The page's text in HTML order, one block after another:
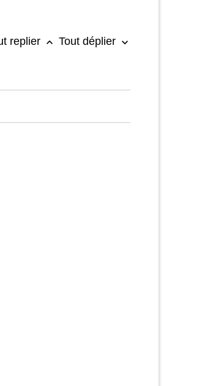
replier keyboard_arrow_up Tout déplier keyboard_arrow_down